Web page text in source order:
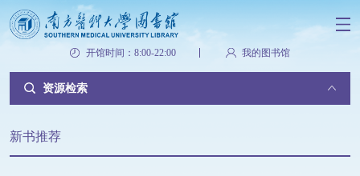
开馆时间：8:00-22:00 我的图书馆
资源检索
新书推荐